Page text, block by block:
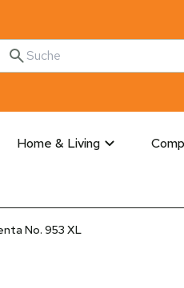
Home & Living
No. 953 XL